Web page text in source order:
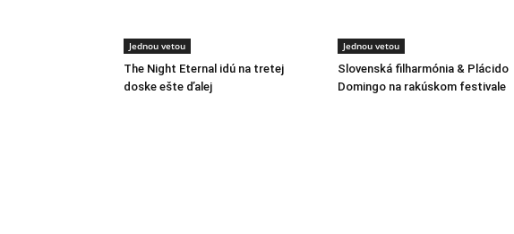
Jednou vetou
The Night Eternal idú na tretej
doske ešte ďalej
Jednou vetou
Slovenská filharmónia & Plácido
Domingo na rakúskom festivale